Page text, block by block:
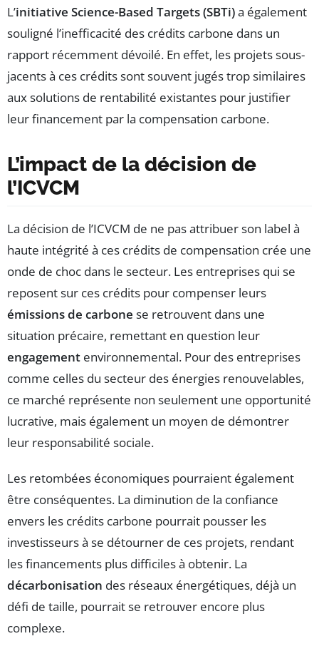
L’initiative Science-Based Targets (SBTi)a également
souligné l’inefficacité des crédits carbone dans un
rapport récemment dévoilé. En effet, les projets sous-
jacents à ces crédits sont souvent jugés trop similaires
aux solutions de rentabilité existantes pour justifier
leur financement par la compensation carbone.
L’impact de la décision de
l’ICVCM
La décision de l’ICVCM de ne pas attribuer son label à
haute intégrité à ces crédits de compensation crée une
onde de choc dans le secteur. Les entreprises qui se
reposent sur ces crédits pour compenser leurs
émissions de carbone se retrouvent dans une
situation précaire, remettant en question leur
engagement environnemental. Pour des entreprises
comme celles du secteur des énergies renouvelables,
ce marché représente non seulement une opportunité
lucrative, mais également un moyen de démontrer
leur responsabilité sociale.
Les retombées économiques pourraient également
être conséquentes. La diminution de la confiance
envers les crédits carbone pourrait pousser les
investisseurs à se détourner de ces projets, rendant
les financements plus difficiles à obtenir. La
décarbonisation des réseaux énergétiques, déjà un
défi de taille, pourrait se retrouver encore plus
complexe.